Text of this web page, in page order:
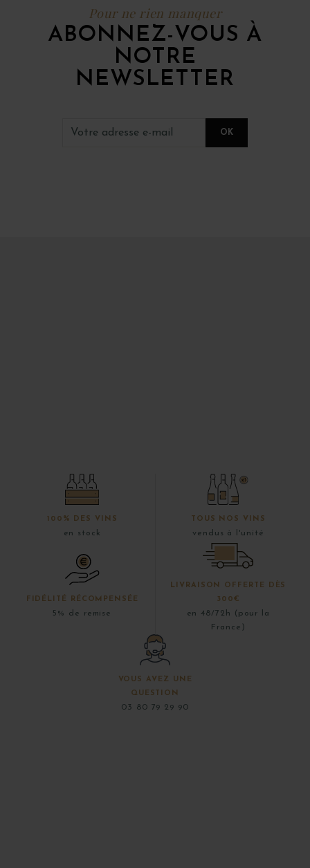
Pour ne rien manquer
ABONNEZ-VOUS À
NOTRE
NEWSLETTER
100% DES VINS
en stock
TOUS NOS VINS
vendus à l'unité
FIDÉLITÉ RÉCOMPENSÉE
5% de remise
LIVRAISON OFFERTE DÈS
300€
en 48/72h (pour la
France)
VOUS AVEZ UNE
QUESTION
03 80 79 29 90